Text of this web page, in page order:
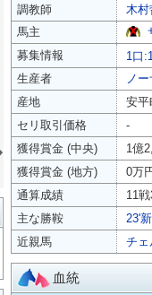
調教師
木村
馬主
募集情報
1口
生産者
ノ
産地
安平
セリ取引価格
-
獲得賞金 (中央)
1億
獲得賞金 (地方)
0万
通算成績
11
主な勝鞍
23'
近親馬
チェ
血統